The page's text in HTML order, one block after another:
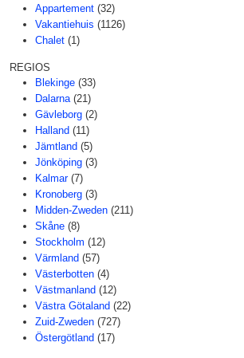
Appartement (32)
Vakantiehuis (1126)
Chalet (1)
REGIOS
Blekinge (33)
Dalarna (21)
Gävleborg (2)
Halland (11)
Jämtland (5)
Jönköping (3)
Kalmar (7)
Kronoberg (3)
Midden-Zweden (211)
Skåne (8)
Stockholm (12)
Värmland (57)
Västerbotten (4)
Västmanland (12)
Västra Götaland (22)
Zuid-Zweden (727)
Östergötland (17)